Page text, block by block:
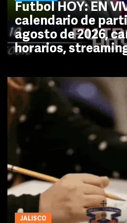
Futbol HOY: EN
calendario de
agosto de 2026,
horarios,
JALISCO